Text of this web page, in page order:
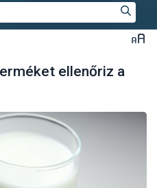
ellenőriz a